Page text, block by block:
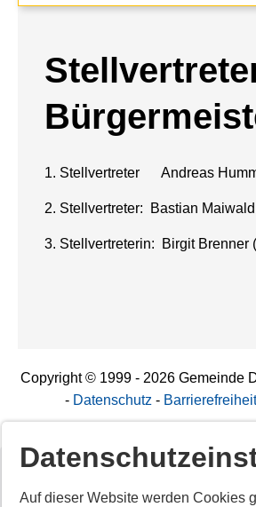
1. Stellvertreter Andreas
2. Stellvertreter: Bastian
3. Stellvertreterin: Birgit Brenner
Copyright © 1999 - 2026 Gemeinde
- Datenschutz-
Deaktiviertes
Auf dieser Website werden Cookies